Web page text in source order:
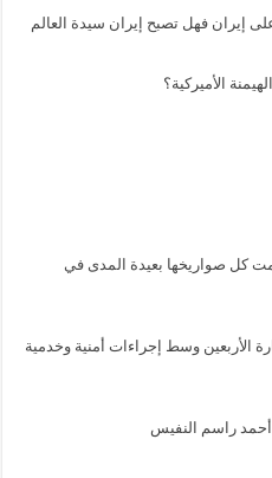
إيران فهل تصبح إيران سيدة العالم
الأميركية؟
كل صواريخها بعيدة المدى في
الأربعين وسط إجراءات أمنية وخدمية
راسم النفيس